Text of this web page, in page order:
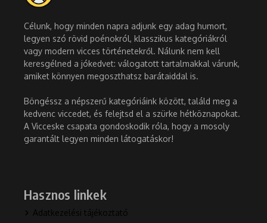
Célunk, hogy minden napra adjunk egy adag humort,
legyen szó rövid poénokról, klasszikus kategóriákról
vagy modern vicces történetekről. Nálunk nem kell
keresgélned a jókedvet: válogatott tartalmakkal várunk,
amiket könnyen megoszthatsz barátaiddal is.
Böngéssz a népszerű kategóriáink között, találd meg a
kedvenc viccedet, és felejtsd el a szürke hétköznapokat.
A Vicceske csapata gondoskodik róla, hogy a mosoly
garantált legyen minden látogatáskor!
Hasznos linkek
Adatkezelési tájékoztató